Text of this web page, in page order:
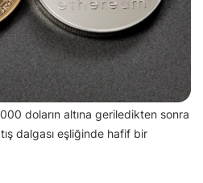
doların altına geriledikten sonra
dalgası eşliğinde hafif bir